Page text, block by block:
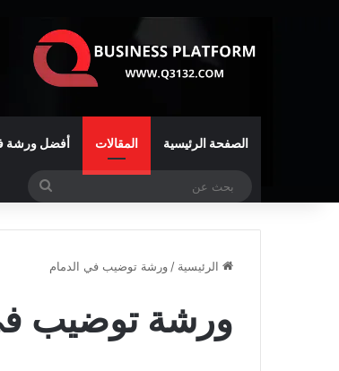
الصفحة الرئيسية المقالات أفضل ورشة
الرئيسية / ورشة توضيب في الدمام
ورشة توضيب